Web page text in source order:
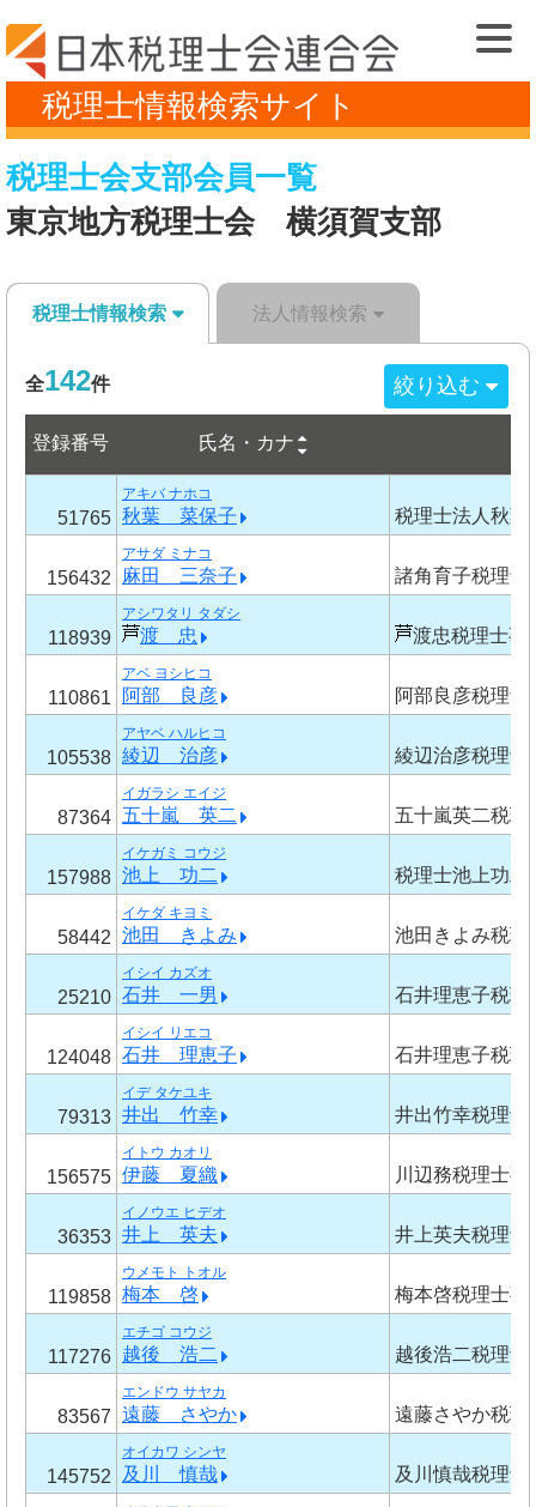
税理士情報検索サイト
税理士会支部会員一覧
東京地方税理士会 横須賀支部
税理士情報検索 法人情報検索
全142件 絞り込む
登録番号 氏名・カナ
51765
アキバ ナホコ
秋葉 菜保子 税理士法人秋葉
156432
アサダ ミナコ
麻田 三奈子 諸角育子税理士
118939
アシワタリ タダシ
渡 忠 渡忠税理士事
110861
アベ ヨシヒコ
阿部 良彦 阿部良彦税理士
105538
アヤベ ハルヒコ
綾辺 治彦 綾辺治彦税理士
87364
イガラシ エイジ
五十嵐 英二 五十嵐英二税理
157988
イケガミ コウジ
池上 功二 税理士池上功二
58442
イケダ キヨミ
池田 きよみ 池田きよみ税理
25210
イシイ カズオ
石井 一男 石井理恵子税理
124048
イシイ リエコ
石井 理恵子 石井理恵子税理
79313
イデ タケユキ
井出 竹幸 井出竹幸税理士
156575
イトウ カオリ
伊藤 夏織 川辺務税理士事
36353
イノウエ ヒデオ
井上 英夫 井上英夫税理士
119858
ウメモト トオル
梅本 啓 梅本啓税理士事
117276
エチゴ コウジ
越後 浩二 越後浩二税理士
83567
エンドウ サヤカ
遠藤 さやか 遠藤さやか税理
145752
オイカワ シンヤ
及川 慎哉 及川慎哉税理士